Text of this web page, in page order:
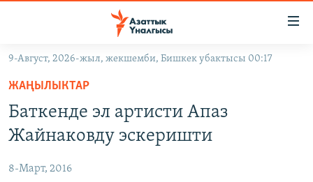
Навигацияга
өтүңүз
Издөөгө
салыңыз
ЭКОНОМИКА
БОРБОР АЗИЯ
АТАЙЫН ИЛИКТӨӨ
9-Август, 2026-жыл, жекшемби, Бишкек убактысы 00:17
ЖАҢЫЛЫКТАР
Баткенде эл артисти Апаз
Жайнаковду эскеришти
8-Март, 2016